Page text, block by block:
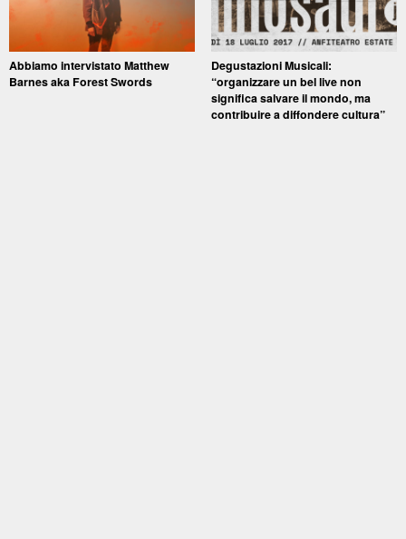
Abbiamo intervistato Matthew
Barnes aka Forest Swords
Degustazioni Musicali:
“organizzare un bel live non
significa salvare il mondo, ma
contribuire a diffondere cultura”